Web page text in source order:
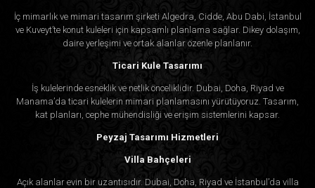
İç mimarlık ve mimari tasarım şirketi Algedra, Cidde, Abu Dabi, İstanbul
ve Kuveyt’te konut kuleleri için kapsamlı planlama sağlar. Dikey dolaşım,
daire yerleşimi ve ortak alanlar özenle planlanır.
Ticari Kule Tasarımı
İş kulelerinde esneklik ve netlik önceliklidir. Dubai, Doha, Riyad ve
Manama’da ticari kulelerin mimari planlamasını yürütüyoruz. Tasarım,
kat planları, cephe mühendisliği ve erişim sistemlerini kapsar.
Peyzaj Tasarımı Hizmetleri
Villa Bahçeleri
Açık alanlar evin bir uzantısıdır. Dubai, Doha, Riyad ve İstanbul’da villa